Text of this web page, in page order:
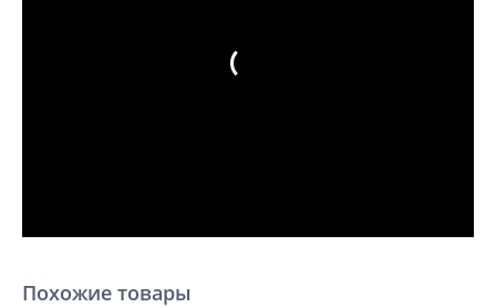
Похожие товары